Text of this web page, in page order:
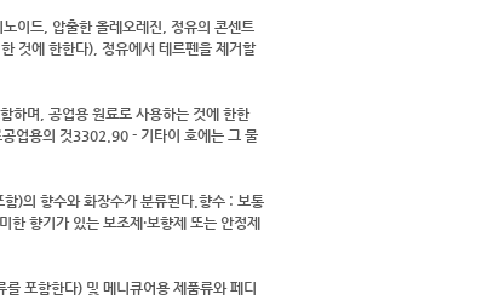
이드, 압출한 올레오레진, 정유의 콘센트
것에 한한다), 정유에서 테르펜을 제거할
하며, 공업용 원료로 사용하는 것에 한한
업용의 것3302.90 - 기타이 호에는 그 물
)의 향수와 화장수가 분류된다.향수 : 보통
향기가 있는 보조제·보향제 또는 안정제
포함한다) 및 메니큐어용 제품류와 페디